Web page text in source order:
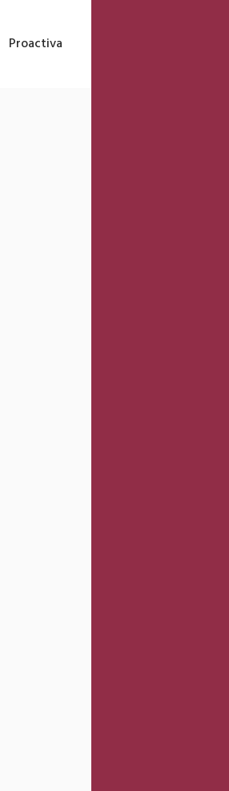
Proactiva